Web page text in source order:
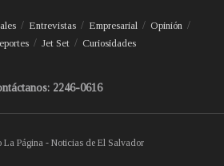
Entrevistas Empresarial
Opinión
Jet Set Curiosidades
2246-0616
La Página - Noticias de El Salvador